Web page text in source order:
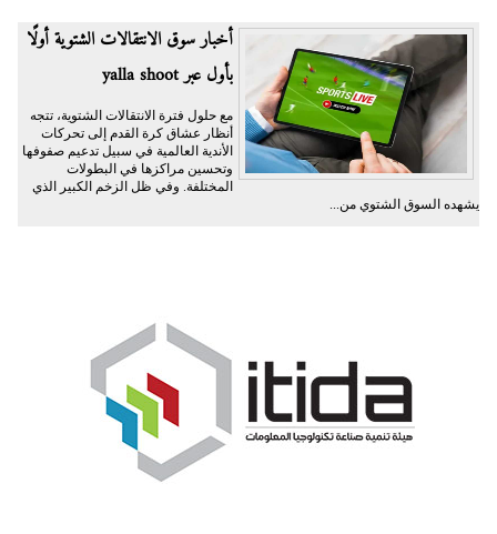
أخبار سوق الانتقالات الشتوية أولًا
بأول عبر yalla shoot
مع حلول فترة الانتقالات الشتوية، تتجه
أنظار عشاق كرة القدم إلى تحركات
الأندية العالمية في سبيل تدعيم صفوفها
وتحسين مراكزها في البطولات
المختلفة. وفي ظل الزخم الكبير الذي
يشهده السوق الشتوي من...